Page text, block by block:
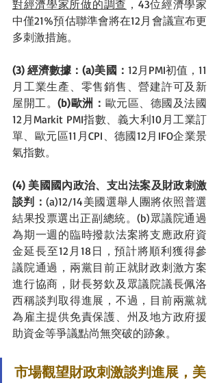
對經濟學家所做的調查 ，43位經濟學家
中僅21%預估聯準會將在12月會議宣布更
多刺激措施。
(3) 經濟數據：(a)美國： 12月PMI初值，11
月工業生產、零售銷售、營建許可及新
屋開工。(b)歐洲： 歐元區、德國及法國
12月Markit PMI指數、義大利10月工業訂
單、歐元區11月CPI、德國12月IFO企業景
氣指數。
(4) 美國國內政治、支出法案及財政刺激
談判：(a)12/14美國選舉人團將依照普選
結果投票選出正副總統。(b)眾議院通過
為期一週的臨時撥款法案將支應政府資
金延長至12月18日，預計將順利獲得參
議院通過，兩黨目前正就財政刺激方案
進行協商，財長努欽及眾議院議長佩洛
西稱談判取得進展，不過，目前兩黨就
為雇主提供免責保護、州及地方政府援
助資金等爭議點尚無突破的跡象。
市場觀望財政刺激談判進展，美